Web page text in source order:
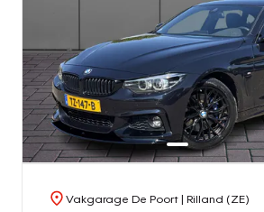
Vakgarage De Poort| Rilland (ZE)